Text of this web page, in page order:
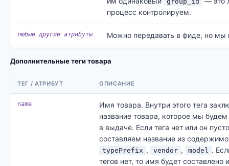
процесс контролируем.
любые другие атрибуты Можно передавать в фиде, но мы
Дополнительные теги товара
ТЕГ / АТРИБУТ ОПИСАНИЕ
name
Имя товара. Внутри этого тега
название товара, которое мы
в выдаче. Если тега нет или он
составляем название из
typePrefix , vendor , model .
тегов нет, то имя будет составлено